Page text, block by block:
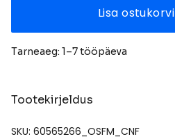
Lisa ostukorvi
Tarneaeg: 1–7 tööpäeva
Tootekirjeldus
SKU: 60565266_OSFM_CNF